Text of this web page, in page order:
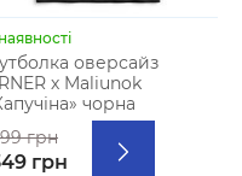
оверсайз
х Maliunok
чорна
грн
грн